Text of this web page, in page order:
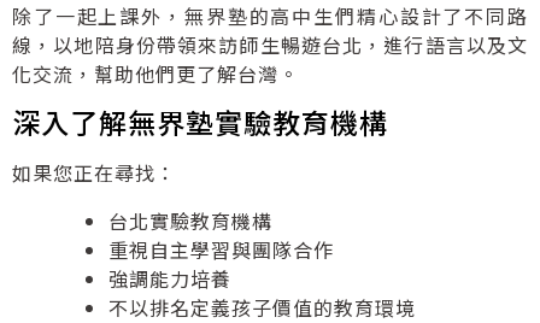
除了一起上課外，無界塾的高中生們精心設計了不同路
線，以地陪身份帶領來訪師生暢遊台北，進行語言以及文
化交流，幫助他們更了解台灣。
深入了解無界塾實驗教育機構
如果您正在尋找：
台北實驗教育機構
重視自主學習與團隊合作
強調能力培養
不以排名定義孩子價值的教育環境